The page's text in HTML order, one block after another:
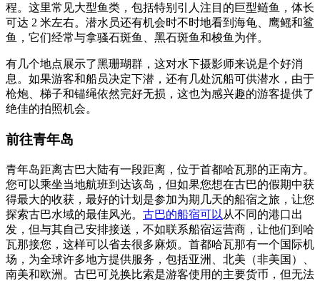
程。这里常见大型鱼类，包括特别引人注目的巨型鲢鱼，体长
可达 2 米左右。潜水员还有机会时不时地看到海龟、鹰鳐和鲨
鱼，它们经常与拿骚石斑鱼、黑石斑鱼和梭鱼为伴。
有几个地点展示了黑珊瑚群，这对水下摄影师来说是个好消
息。如果游客和船员决定下潜，还有几处沉船可供潜水，由于
枪炮、梯子和锚绳依然完好无损，这也为感兴趣的游客提供了
绝佳的拍照机会。
前往青年岛
青年岛距离古巴大陆有一段距离，位于首都哈瓦那的正南方。
您可以乘坐当地航班到达该岛，但如果您想在古巴的假期中获
得最大的收获，最好的计划是参加为期几天的船宿之旅，让您
探索古巴水域的最佳风光。 古巴的船宿可以 从不同的港口出
发，但与其自己安排接送，不如联系船宿运营商，让他们到哈
瓦那接您，这样可以省去很多麻烦。首都哈瓦那有一个国际机
场，为全球许多地方提供服务，包括亚洲、北美（非美国）、
南美和欧洲。古巴可兑换比索是游客使用的主要货币，但无法